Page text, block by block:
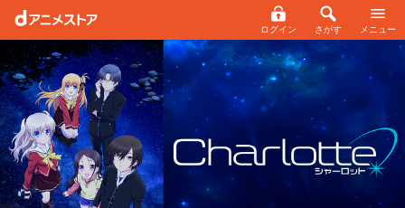
ログイン さがす メニュー